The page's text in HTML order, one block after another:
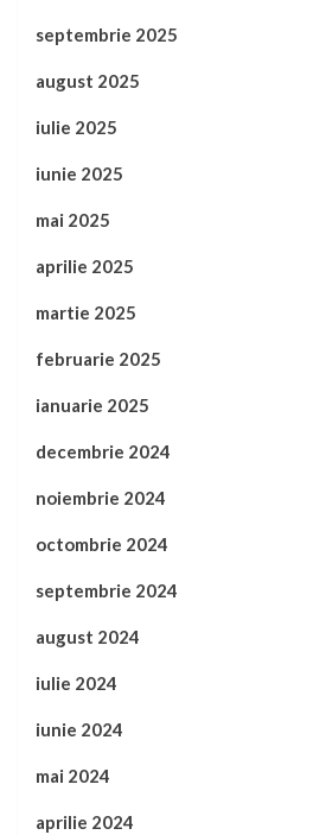
septembrie 2025
august 2025
iulie 2025
iunie 2025
mai 2025
aprilie 2025
martie 2025
februarie 2025
ianuarie 2025
decembrie 2024
noiembrie 2024
octombrie 2024
septembrie 2024
august 2024
iulie 2024
iunie 2024
mai 2024
aprilie 2024